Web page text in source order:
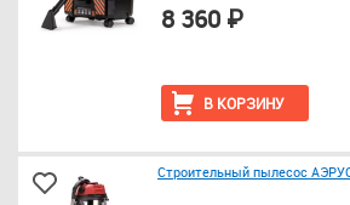
В КОРЗИНУ
8 360 ₽
Строительный пылесос